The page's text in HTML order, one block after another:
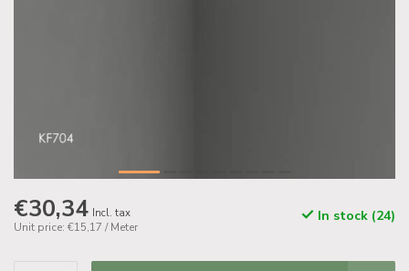
€30,34 Incl. tax
Unit price: €15,17 / Meter
In stock (24)